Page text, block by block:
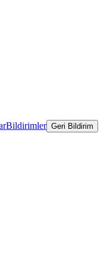
Bildirimler Geri Bildirim